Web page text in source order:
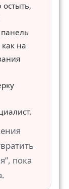
панель
на
пока